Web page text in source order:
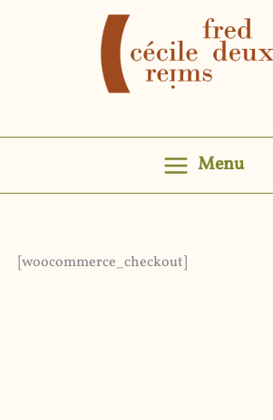
Menu
[woocommerce_checkout]